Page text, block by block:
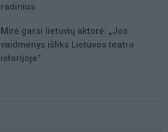
radinius
Mirė garsi lietuvių aktorė: „Jos
vaidmenys išliks Lietuvos teatro
istorijoje“